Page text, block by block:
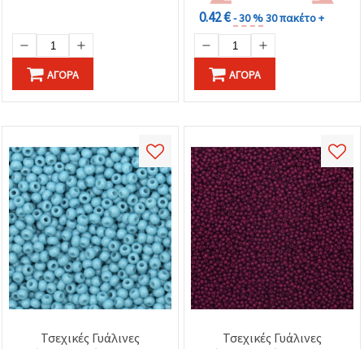
ΑΓΟΡΆ
0.42 €- 30 %30 πακέτο +
ΑΓΟΡΆ
Τσεχικές Γυάλινες
Τσεχικές Γυάλινες